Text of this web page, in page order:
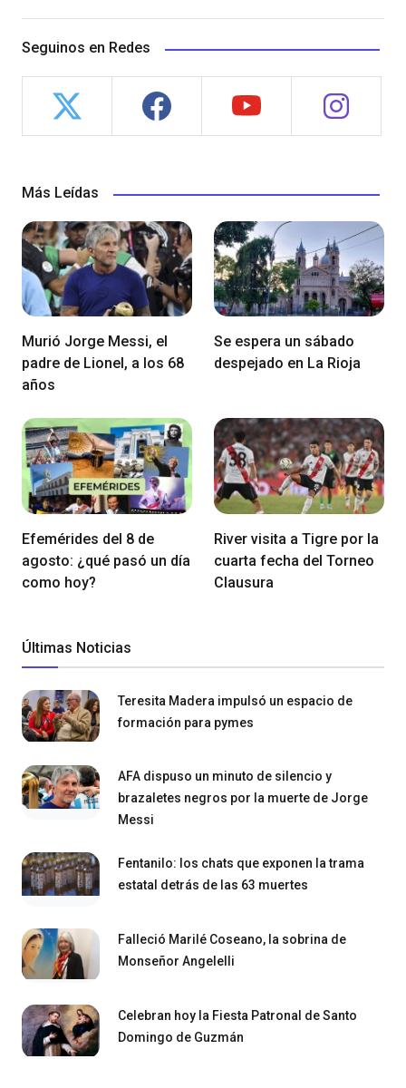
Seguinos en Redes
Más Leídas
Murió Jorge Messi, el
padre de Lionel, a los 68
años
Se espera un sábado
despejado en La Rioja
Efemérides del 8 de
agosto: ¿qué pasó un día
como hoy?
River visita a Tigre por la
cuarta fecha del Torneo
Clausura
Últimas Noticias
Teresita Madera impulsó un espacio de
formación para pymes
AFA dispuso un minuto de silencio y
brazaletes negros por la muerte de Jorge
Messi
Fentanilo: los chats que exponen la trama
estatal detrás de las 63 muertes
Falleció Marilé Coseano, la sobrina de
Monseñor Angelelli
Celebran hoy la Fiesta Patronal de Santo
Domingo de Guzmán